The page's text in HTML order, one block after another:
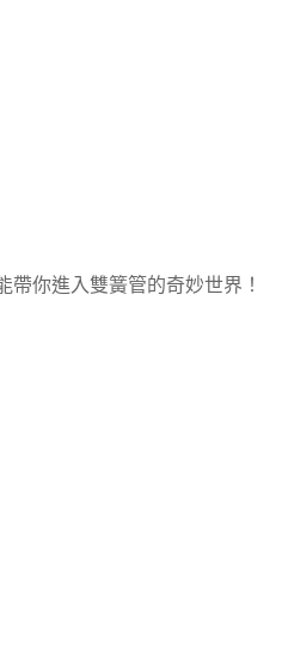
你進入雙簧管的奇妙世界！